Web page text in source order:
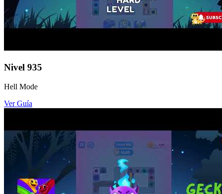
Nivel 935
Hell Mode
Ver Guía